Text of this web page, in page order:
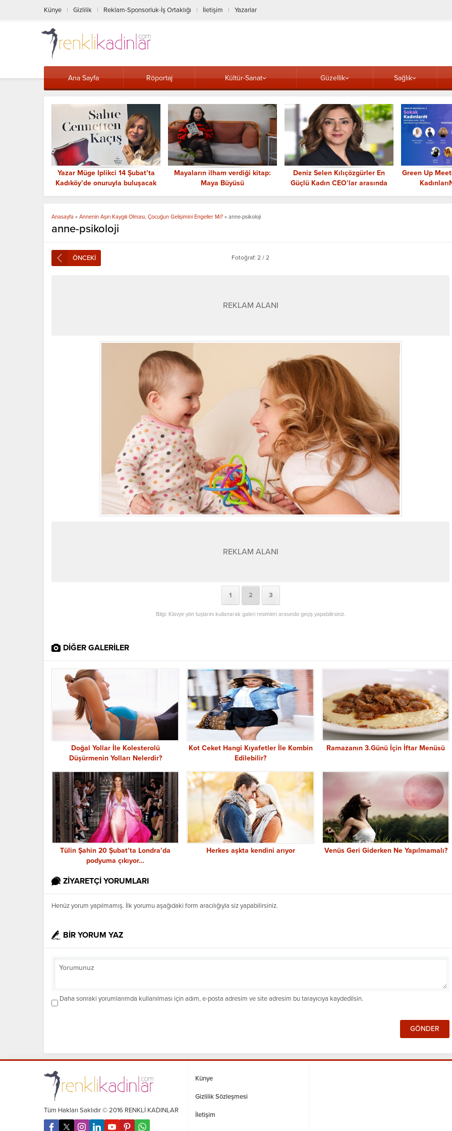
Künye Gizlilik Reklam-Sponsorluk-İş Ortaklığı İletişim Yazarlar
Ana Sayfa Röportaj Kültür-Sanat Güzellik Sağlık
Yazar Müge Iplikci 14 Şubat’ta
Kadıköy’de onuruyla buluşacak
Mayaların ilham verdiği kitap:
Maya Büyüsü
Deniz Selen Kılıçözgürler En
Güçlü Kadın CEO’lar arasında
Green Up
Anasayfa » Annenin Aşırı Kaygılı Olması, Çocuğun Gelişimini Engeller Mi? » anne-psikoloji
anne-psikoloji
ÖNCEKİ Fotoğraf: 2 / 2
REKLAM ALANI
REKLAM ALANI
1 2 3
Bilgi: Klavye yön tuşlarını kullanarak galeri resimleri arasında geçiş yapabilirsiniz.
DİĞER GALERİLER
Doğal Yollar İle Kolesterolü
Düşürmenin Yolları Nelerdir?
Kot Ceket Hangi Kıyafetler İle Kombin
Edilebilir?
Ramazanın 3.Günü İçin İftar Menüsü
Tülin Şahin 20 Şubat’ta Londra’da
podyuma çıkıyor…
Herkes aşkta kendini arıyor Venüs Geri Giderken Ne Yapılmamalı?
ZİYARETÇİ YORUMLARI
Henüz yorum yapılmamış. İlk yorumu aşağıdaki form aracılığıyla siz yapabilirsiniz.
BİR YORUM YAZ
Daha sonraki yorumlarımda kullanılması için adım, e-posta adresim ve site adresim bu tarayıcıya kaydedilsin.
Tüm Hakları Saklıdır © 2016 RENKLİ KADINLAR
Künye
Gizlilik Sözleşmesi
İletişim